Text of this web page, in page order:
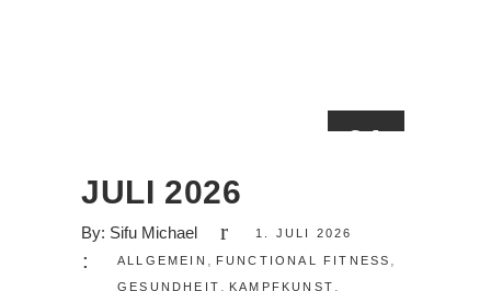
01
JULI 2026
By: Sifu Michael 1. JULI 2026
ALLGEMEIN FUNCTIONAL FITNESS
GESUNDHEIT KAMPFKUNST